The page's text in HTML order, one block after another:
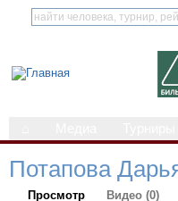
Потапова
Просмотр Видео (0)